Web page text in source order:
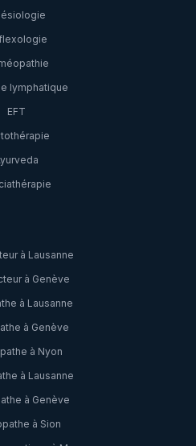
lymphatique
EFT
à Lausanne
à Genève
à Lausanne
à Genève
à Nyon
à Lausanne
à Genève
à Sion